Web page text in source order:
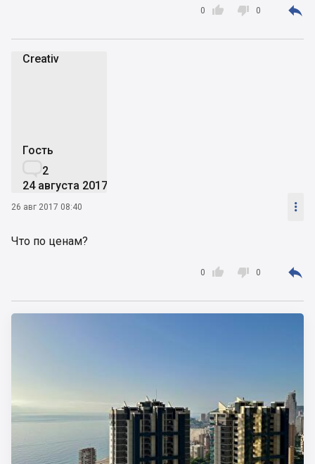

0  0 
Creativ
Гость
2
24 августа 2017
26 авг 2017 08:40 
Что по ценам?

0  0 